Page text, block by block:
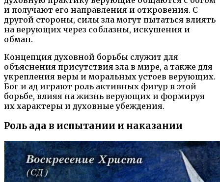
и получают его направления и откровения. С
другой стороны, силы зла могут пытаться влиять
на верующих через соблазны, искушения и
обман.
Концепция духовной борьбы служит для
объяснения присутствия зла в мире, а также для
укрепления веры и моральных устоев верующих.
Бог и ад играют роль активных фигур в этой
борьбе, влияя на жизнь верующих и формируя
их характеры и духовные убеждения.
Роль ада в испытании и наказании